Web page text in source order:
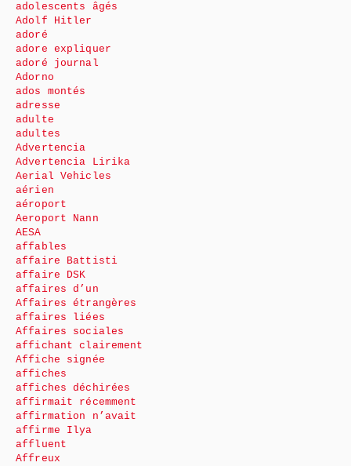
adolescents âgés
Adolf Hitler
adoré
adore expliquer
adoré journal
Adorno
ados montés
adresse
adulte
adultes
Advertencia
Advertencia Lirika
Aerial Vehicles
aérien
aéroport
Aeroport Nann
AESA
affables
affaire Battisti
affaire DSK
affaires d’un
Affaires étrangères
affaires liées
Affaires sociales
affichant clairement
Affiche signée
affiches
affiches déchirées
affirmait récemment
affirmation n’avait
affirme Ilya
affluent
Affreux